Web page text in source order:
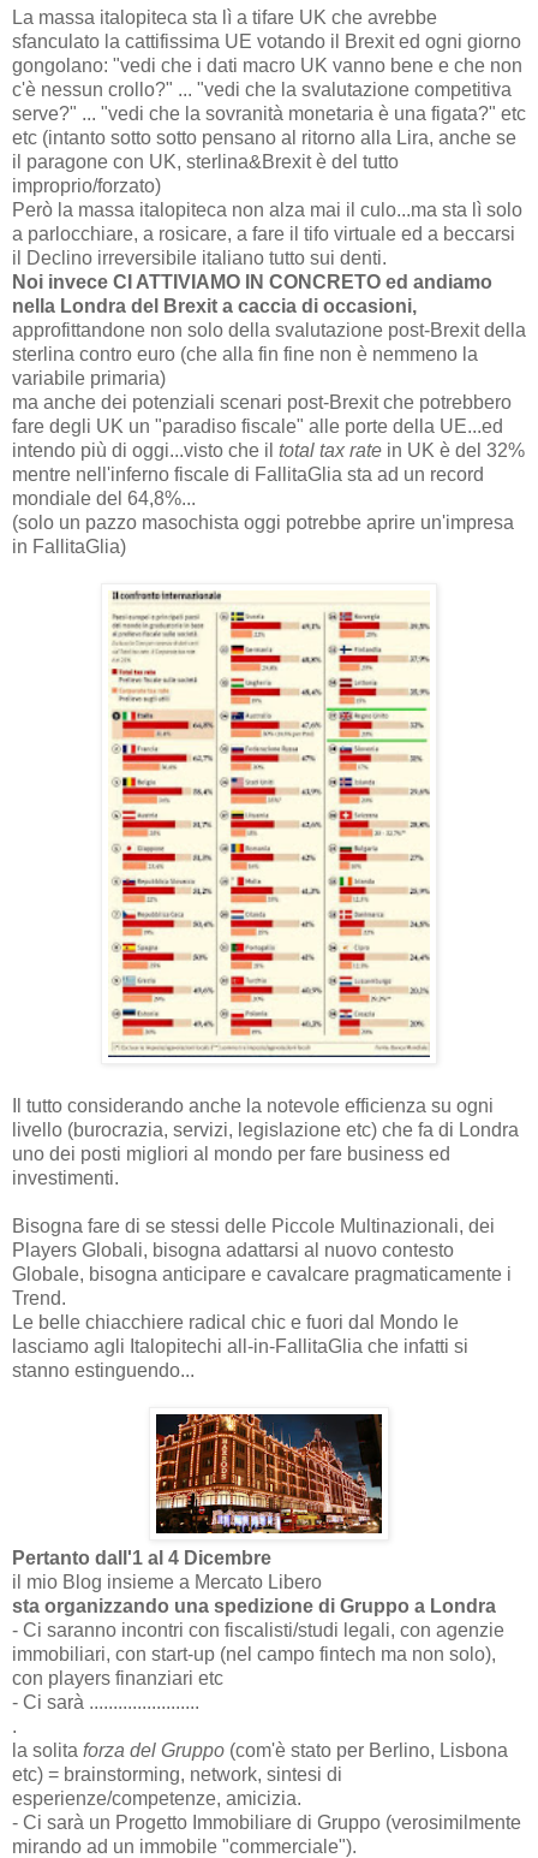
La massa italopiteca sta lì a tifare UK che avrebbe
sfanculato la cattifissima UE votando il Brexit ed ogni giorno
gongolano: "vedi che i dati macro UK vanno bene e che non
c'è nessun crollo?" ... "vedi che la svalutazione competitiva
serve?" ... "vedi che la sovranità monetaria è una figata?" etc
etc (intanto sotto sotto pensano al ritorno alla Lira, anche se
il paragone con UK, sterlina&Brexit è del tutto
improprio/forzato)
Però la massa italopiteca non alza mai il culo...ma sta lì solo
a parlocchiare, a rosicare, a fare il tifo virtuale ed a beccarsi
il Declino irreversibile italiano tutto sui denti.
Noi invece CI ATTIVIAMO IN CONCRETO ed andiamo
nella Londra del Brexit a caccia di occasioni,
approfittandone non solo della svalutazione post-Brexit della
sterlina contro euro (che alla fin fine non è nemmeno la
variabile primaria)
ma anche dei potenziali scenari post-Brexit che potrebbero
fare degli UK un "paradiso fiscale" alle porte della UE...ed
intendo più di oggi...visto che il total tax rate in UK è del 32%
mentre nell'inferno fiscale di FallitaGlia sta ad un record
mondiale del 64,8%...
(solo un pazzo masochista oggi potrebbe aprire un'impresa
in FallitaGlia)
Il tutto considerando anche la notevole efficienza su ogni
livello (burocrazia, servizi, legislazione etc) che fa di Londra
uno dei posti migliori al mondo per fare business ed
investimenti.
Bisogna fare di se stessi delle Piccole Multinazionali, dei
Players Globali, bisogna adattarsi al nuovo contesto
Globale, bisogna anticipare e cavalcare pragmaticamente i
Trend.
Le belle chiacchiere radical chic e fuori dal Mondo le
lasciamo agli Italopitechi all-in-FallitaGlia che infatti si
stanno estinguendo...
Pertanto dall'1 al 4 Dicembre
il mio Blog insieme a Mercato Libero
sta organizzando una spedizione di Gruppo a Londra
- Ci saranno incontri con fiscalisti/studi legali, con agenzie
immobiliari, con start-up (nel campo fintech ma non solo),
con players finanziari etc
- Ci sarà .......................
.
la solita forza del Gruppo (com'è stato per Berlino, Lisbona
etc) = brainstorming, network, sintesi di
esperienze/competenze, amicizia.
- Ci sarà un Progetto Immobiliare di Gruppo (verosimilmente
mirando ad un immobile "commerciale").